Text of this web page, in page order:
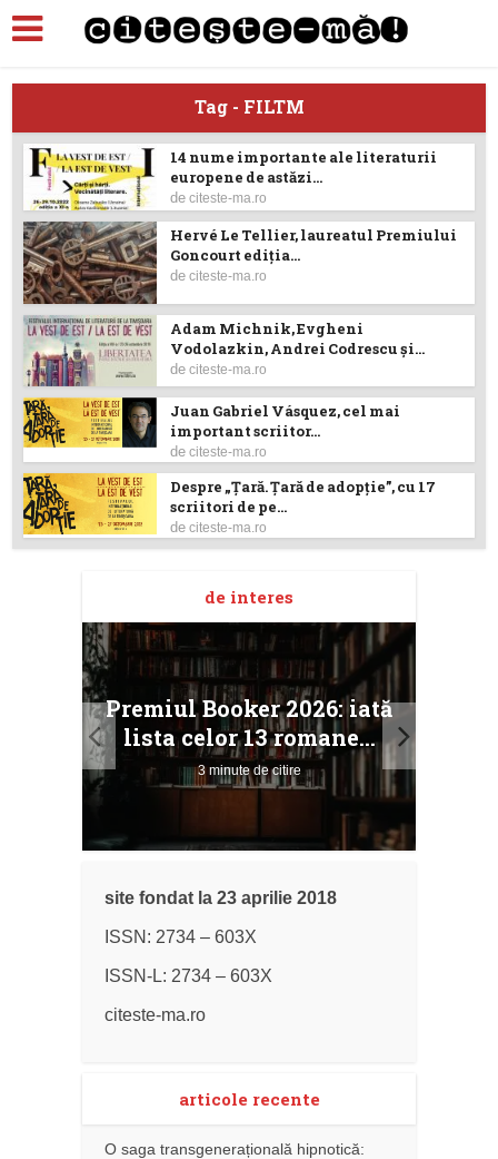
Tag - FILTM
14 nume importante ale literaturii
europene de astăzi...
deciteste-ma.ro
Hervé Le Tellier, laureatul Premiului
Goncourt ediția...
deciteste-ma.ro
Adam Michnik, Evgheni
Vodolazkin, Andrei Codrescu și...
deciteste-ma.ro
Juan Gabriel Vásquez, cel mai
important scriitor...
deciteste-ma.ro
Despre „Țară. Țară de adopție”, cu 17
scriitori de pe...
deciteste-ma.ro
de interes
Premiul Booker 2026: iată
lista celor 13 romane...
3 minute de citire
site fondat la 23 aprilie 2018
ISSN: 2734 – 603X
ISSN-L: 2734 – 603X
citeste-ma.ro
articole recente
O saga transgenerațională hipnotică: